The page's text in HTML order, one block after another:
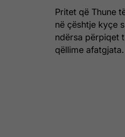
Pritet që Thune
në çështje kyçe
ndërsa përpiqet
qëllime afatgjata.